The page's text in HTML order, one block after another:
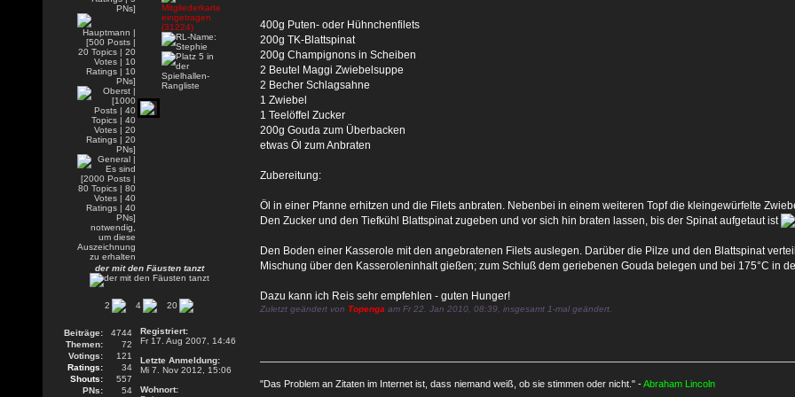
der mit den Fäusten tanzt
2 4 20
Beiträge:
4744
Themen:
72
Votings:
121
Ratings:
34
Shouts:
557
PNs:
54
Registriert:
Fr 17. Aug 2007, 14:46
Letzte Anmeldung:
Mi 7. Nov 2012, 15:06
Wohnort:
400g Puten- oder Hühnchenfilets
200g TK-Blattspinat
200g Champignons in Scheiben
2 Beutel Maggi Zwiebelsuppe
2 Becher Schlagsahne
1 Zwiebel
1 Teelöffel Zucker
200g Gouda zum Überbacken
etwas Öl zum Anbraten
Zubereitung:
Öl in einer Pfanne erhitzen und die Filets anbraten. Nebenbei in einem weiteren Topf die kleingewürfelte
Den Zucker und den Tiefkühl Blattspinat zugeben und vor sich hin braten lassen, bis der Spinat aufgetaut ist
Den Boden einer Kasserole mit den angebratenen Filets auslegen. Darüber die Pilze und den Blattspinat
Mischung über den Kasseroleninhalt gießen; zum Schluß dem geriebenen Gouda belegen und bei 175°C in
Dazu kann ich Reis sehr empfehlen - guten Hunger!
Zuletzt geändert von Topenga am Fr 22. Jan 2010, 08:39, insgesamt 1-mal geändert.
"Das Problem an Zitaten im Internet ist, dass niemand weiß, ob sie stimmen oder nicht." -Abraham Lincoln